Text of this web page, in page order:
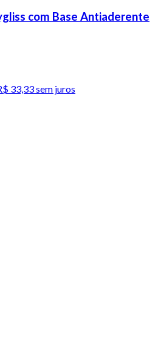
com Base Antiaderente
33,33 sem juros